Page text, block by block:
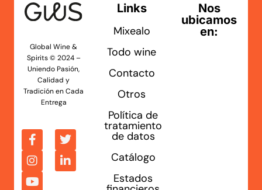
Global Wine &
Spirits © 2024 –
Uniendo Pasión,
Calidad y
Tradición en Cada
Entrega
Links
Mixealo
Todo wine
Contacto
Otros
Política de
tratamiento
de datos
Catálogo
Estados
Nos
ubicamos
en: